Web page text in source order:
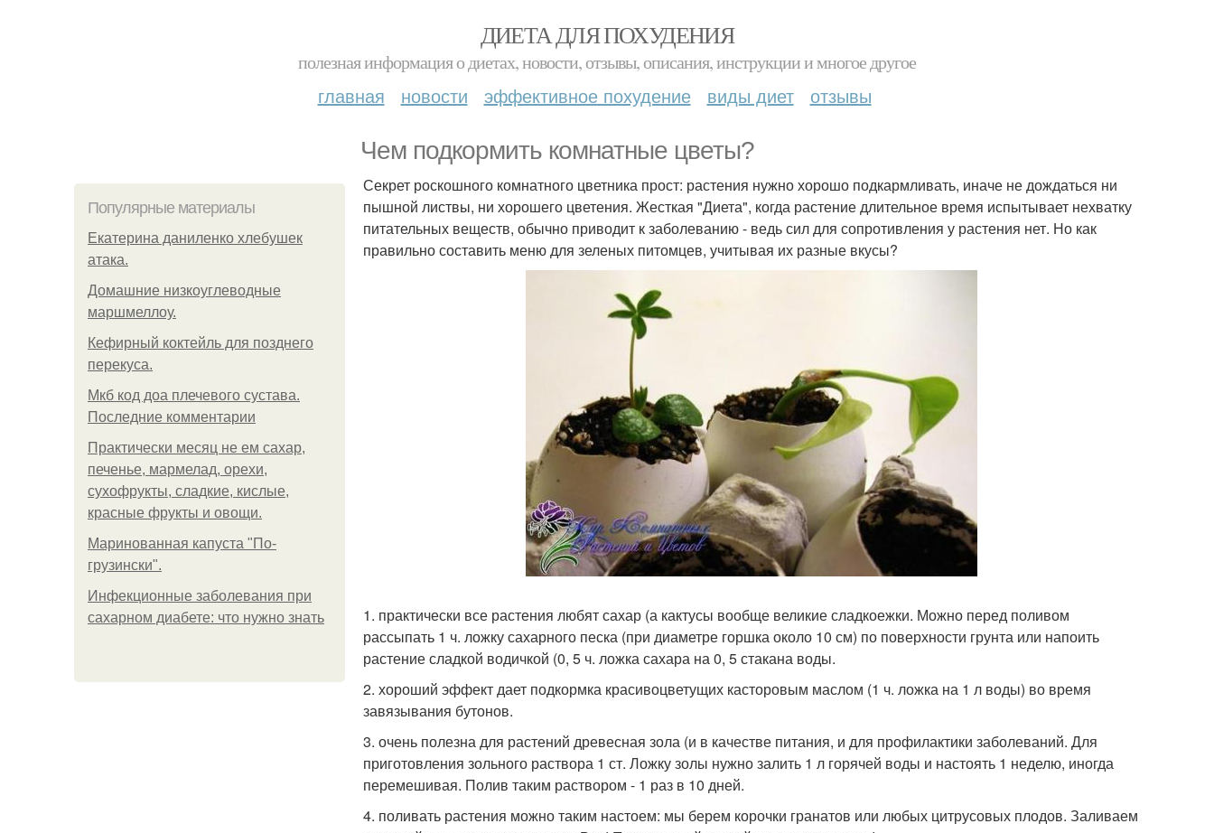
ДИЕТА ДЛЯ ПОХУДЕНИЯ
полезная информация о диетах, новости, отзывы, описания, инструкции и многое другое
главная новости эффективное похудение виды диет отзывы
Чем подкормить комнатные цветы?
Популярные материалы
Екатерина даниленко хлебушек
атака.
Домашние низкоуглеводные
маршмеллоу.
Кефирный коктейль для позднего
перекуса.
Мкб код доа плечевого сустава.
Последние комментарии
Практически месяц не ем сахар,
печенье, мармелад, орехи,
сухофрукты, сладкие, кислые,
красные фрукты и овощи.
Маринованная капуста "По-
грузински".
Инфекционные заболевания при
сахарном диабете: что нужно знать
Секрет роскошного комнатного цветника прост: растения нужно хорошо подкармливать, иначе не дождаться ни
пышной листвы, ни хорошего цветения. Жесткая "Диета", когда растение длительное время испытывает нехватку
питательных веществ, обычно приводит к заболеванию - ведь сил для сопротивления у растения нет. Но как
правильно составить меню для зеленых питомцев, учитывая их разные вкусы?
1. практически все растения любят сахар (а кактусы вообще великие сладкоежки. Можно перед поливом
рассыпать 1 ч. ложку сахарного песка (при диаметре горшка около 10 см) по поверхности грунта или напоить
растение сладкой водичкой (0, 5 ч. ложка сахара на 0, 5 стакана воды.
2. хороший эффект дает подкормка красивоцветущих касторовым маслом (1 ч. ложка на 1 л воды) во время
завязывания бутонов.
3. очень полезна для растений древесная зола (и в качестве питания, и для профилактики заболеваний. Для
приготовления зольного раствора 1 ст. Ложку золы нужно залить 1 л горячей воды и настоять 1 неделю, иногда
перемешивая. Полив таким раствором - 1 раз в 10 дней.
4. поливать растения можно таким настоем: мы берем корочки гранатов или любых цитрусовых плодов. Заливаем